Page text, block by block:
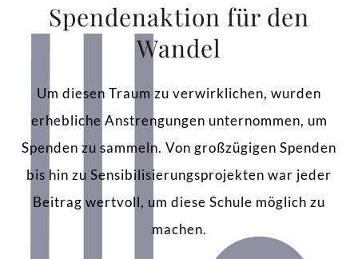
Spendenaktion für den
Wandel
Um diesen Traum zu verwirklichen, wurden
erhebliche Anstrengungen unternommen, um
Spenden zu sammeln. Von großzügigen Spenden
bis hin zu Sensibilisierungsprojekten war jeder
Beitrag wertvoll, um diese Schule möglich zu
machen.